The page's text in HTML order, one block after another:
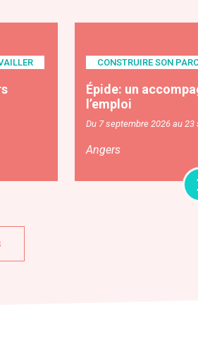
CONSTRUIRE SON
Épide: un
l’emploi
Du 7 septembre 2026 au
Angers